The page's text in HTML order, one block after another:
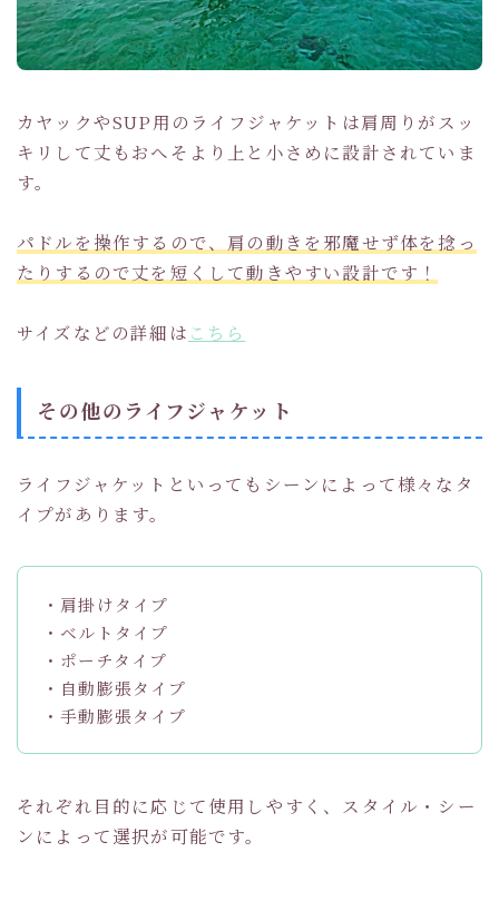
カヤックやSUP用のライフジャケットは肩周りがスッ
キリして丈もおへそより上と小さめに設計されていま
す。
パドルを操作するので、肩の動きを邪魔せず体を捻っ
たりするので丈を短くして動きやすい設計です！
サイズなどの詳細は こちら
その他のライフジャケット
ライフジャケットといってもシーンによって様々なタ
イプがあります。
・肩掛けタイプ
・ベルトタイプ
・ポーチタイプ
・自動膨張タイプ
・手動膨張タイプ
それぞれ目的に応じて使用しやすく、スタイル・シー
ンによって選択が可能です。